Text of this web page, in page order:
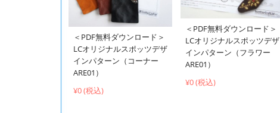
＜PDF無料ダウンロード＞
LCオリジナルスポッツデザ
インパターン（コーナー
ARE01）
¥0 (税込)
＜PDF無料ダウンロード＞
LCオリジナルスポッツデザ
インパターン（フラワー
ARE01）
¥0 (税込)